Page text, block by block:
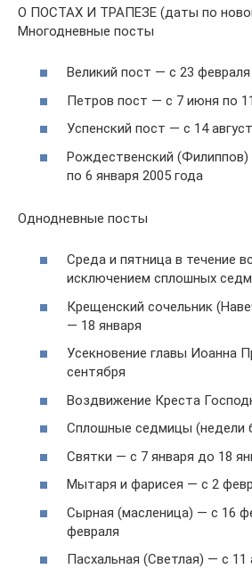
О ПОСТАХ И ТРАПЕЗЕ (даты по
Многодневные посты
Великий пост — с 23 февраля
Петров пост — с 7 июня по
Успенский пост — с 14
Рождественский
по 6 января 2005 года
Однодневные посты
Среда и пятница в течение
исключением сплошных
Крещенский сочельник
— 18 января
Усекновение главы Иоанна
сентября
Воздвижение Креста
Сплошные седмицы (недели
Святки — с 7 января до 18
Мытаря и фарисея — с 2
Сырная (масленица) — с 16
февраля
Пасхальная (Светлая) — с 11